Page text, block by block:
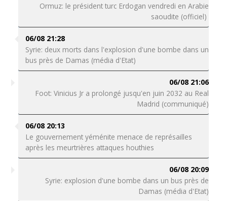
Ormuz: le président turc Erdogan vendredi en Arabie
saoudite (officiel)
06/08 21:28
Syrie: deux morts dans l'explosion d'une bombe dans un
bus près de Damas (média d'Etat)
06/08 21:06
Foot: Vinicius Jr a prolongé jusqu'en juin 2032 au Real
Madrid (communiqué)
06/08 20:13
Le gouvernement yéménite menace de représailles
après les meurtrières attaques houthies
06/08 20:09
Syrie: explosion d'une bombe dans un bus près de
Damas (média d'Etat)